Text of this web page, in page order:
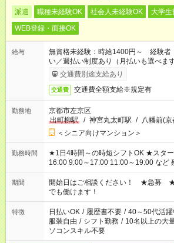
派遣 職種未経験OK 社会人未経験OK 大学生
WEB登録・面接OK
給与
無資格未経験：時給1400円～ 経験
い／週払い制度あり（月払いも選べま
完了次第のお支払いとなります。
交通費別途支給あり
交通費 交通費全額支給※規定有
勤務地
京都市左京区
出町柳駅
/ 神宮丸太町駅 / 八幡前(京
＜シニア向けマンション＞
勤務時間
★1日4時間～の時短シフトOK ★スタート時間選べます！ 7:00～
16:00 9:00～17:00 11:00～19:00 など 残業なし！
場合、他のお仕事と合わせ週40時間超
ん ※法令に基づき、週20時間以上勤務
となります ※労働者派遣法（日雇い派
短時間・短期間の就業はご案内が難し
期間
開始日はご相談ください！ ★急募 ★
でも働けます！
特徴 日払いOK / 履歴書不要 / 40～50代活躍
服装自由 / シフト勤務 / 10名以上の大
ソコンスキル不要